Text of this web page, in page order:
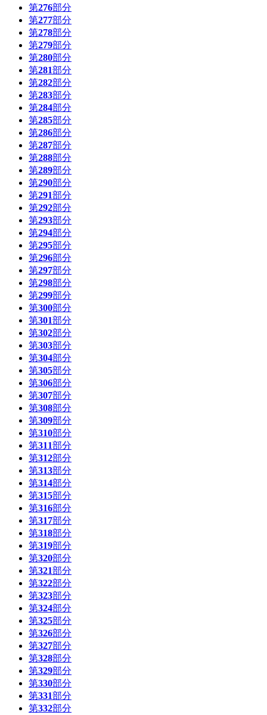
第276部分
第277部分
第278部分
第279部分
第280部分
第281部分
第282部分
第283部分
第284部分
第285部分
第286部分
第287部分
第288部分
第289部分
第290部分
第291部分
第292部分
第293部分
第294部分
第295部分
第296部分
第297部分
第298部分
第299部分
第300部分
第301部分
第302部分
第303部分
第304部分
第305部分
第306部分
第307部分
第308部分
第309部分
第310部分
第311部分
第312部分
第313部分
第314部分
第315部分
第316部分
第317部分
第318部分
第319部分
第320部分
第321部分
第322部分
第323部分
第324部分
第325部分
第326部分
第327部分
第328部分
第329部分
第330部分
第331部分
第332部分